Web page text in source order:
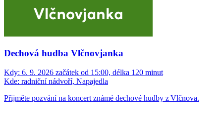
Dechová hudba Vlčnovjanka
Kdy: 6. 9. 2026 začátek od 15:00, délka 120 minut
Kde: radniční nádvoří, Napajedla
Přijměte pozvání na koncert známé dechové hudby z Vlčnova.